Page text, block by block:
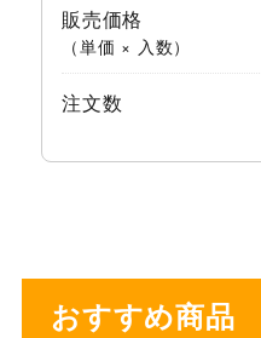
販売価格
（単価 × 入数）
注文数
おすすめ商品